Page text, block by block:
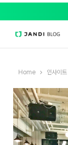
Home 인사이트